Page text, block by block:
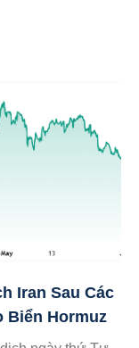
Iran Sau Các
Biển Hormuz